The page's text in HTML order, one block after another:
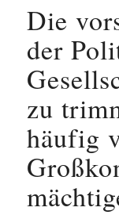
Die
der
zu
häufig